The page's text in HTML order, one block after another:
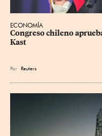
ECONOMÍA
Congreso chileno
Kast
Por Reuters